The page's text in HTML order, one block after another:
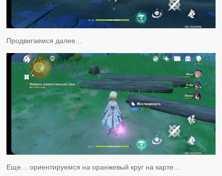
Продвигаемся далее…
Еще… ориентируемся на оранжевый круг на карте…